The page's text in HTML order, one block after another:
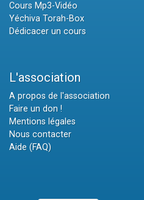
Cours Mp3-Vidéo
Yéchiva Torah-Box
Dédicacer un cours
L'association
A propos de l'association
Faire un don !
Mentions légales
Nous contacter
Aide (FAQ)